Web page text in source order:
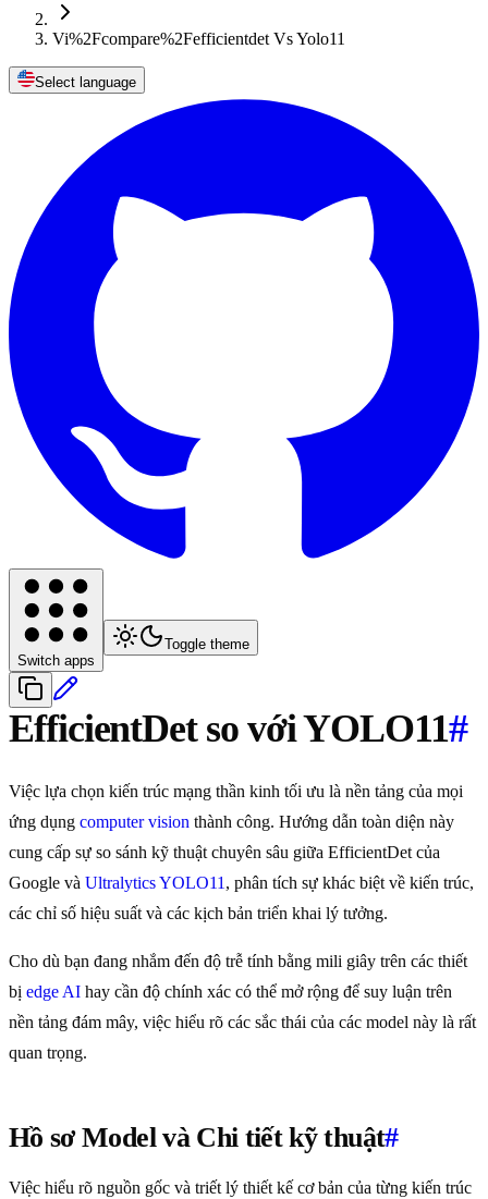
Vi%2Fcompare%2Fefficientdet Vs Yolo11
Select language
Switch apps
Toggle theme
EfficientDet so với YOLO11#
Việc lựa chọn kiến trúc mạng thần kinh tối ưu là nền tảng của mọi
ứng dụng computer vision thành công. Hướng dẫn toàn diện này
cung cấp sự so sánh kỹ thuật chuyên sâu giữa EfficientDet của
Google và Ultralytics YOLO11 , phân tích sự khác biệt về kiến trúc,
các chỉ số hiệu suất và các kịch bản triển khai lý tưởng.
Cho dù bạn đang nhắm đến độ trễ tính bằng mili giây trên các thiết
bị edge AI hay cần độ chính xác có thể mở rộng để suy luận trên
nền tảng đám mây, việc hiểu rõ các sắc thái của các model này là rất
quan trọng.
Hồ sơ Model và Chi tiết kỹ thuật#
Việc hiểu rõ nguồn gốc và triết lý thiết kế cơ bản của từng kiến trúc